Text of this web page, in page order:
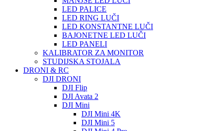
LED PALICE
LED RING LUČI
LED KONSTANTNE LUČI
BAJONETNE LED LUČI
LED PANELI
KALIBRATOR ZA MONITOR
STUDIJSKA STOJALA
DRONI & RC
DJI DRONI
DJI Flip
DJI Avata 2
DJI Mini
DJI Mini 4K
DJI Mini 5